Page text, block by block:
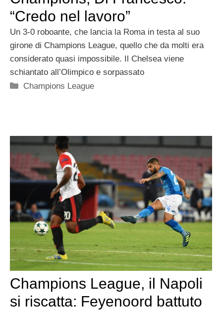
“Credo nel lavoro”
Un 3-0 roboante, che lancia la Roma in testa al suo
girone di Champions League, quello che da molti era
considerato quasi impossibile. Il Chelsea viene
schiantato all’Olimpico e sorpassato
Categorie
Champions League
Champions League, il Napoli
si riscatta: Feyenoord battuto